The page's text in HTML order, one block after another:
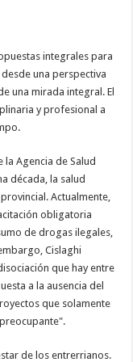
integrales para
una perspectiva
una mirada integral. El
y profesional a
la Agencia de Salud
década, la salud
Actualmente,
obligatoria
de drogas ilegales,
Cislaghi
que hay entre
a la ausencia del
que solamente
de los entrerrianos.